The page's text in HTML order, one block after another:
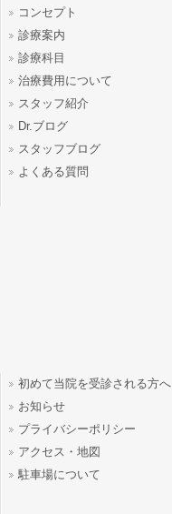
コンセプト
診療案内
診療科目
治療費用について
スタッフ紹介
Dr.ブログ
スタッフブログ
よくある質問
初めて当院を受診される方へ
お知らせ
プライバシーポリシー
アクセス・地図
駐車場について